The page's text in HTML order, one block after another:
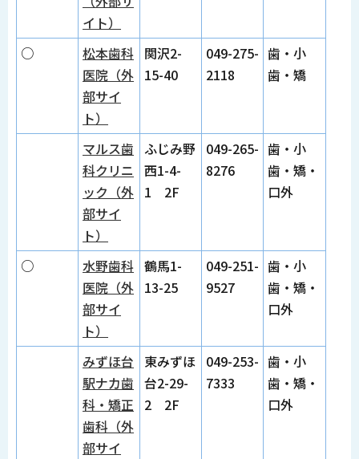
イト）
○
松本歯科
医院（外
部サイ
ト）
関沢2-
15-40
049-275-
2118
歯・小
歯・矯
マルス歯
科クリニ
ック（外
部サイ
ト）
ふじみ野
西1-4-
1 2F
049-265-
8276
歯・小
歯・矯・
口外
○
水野歯科
医院（外
部サイ
ト）
鶴馬1-
13-25
049-251-
9527
歯・小
歯・矯・
口外
みずほ台
駅ナカ歯
科・矯正
歯科（外
部サイ
東みずほ
台2-29-
2 2F
049-253-
7333
歯・小
歯・矯・
口外